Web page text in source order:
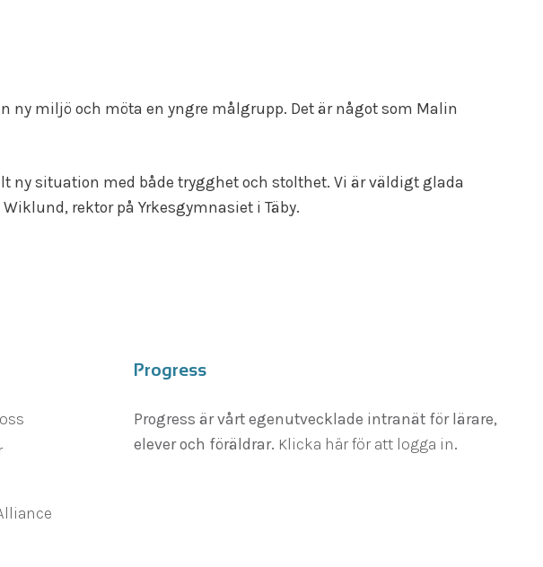
miljö och möta en yngre målgrupp. Det är något som Malin
ny situation med både trygghet och stolthet. Vi är väldigt glada
rektor på Yrkesgymnasiet i Täby.
Progress
Progress är vårt egenutvecklade intranät för lärare,
elever och föräldrar. Klicka här för att logga in.